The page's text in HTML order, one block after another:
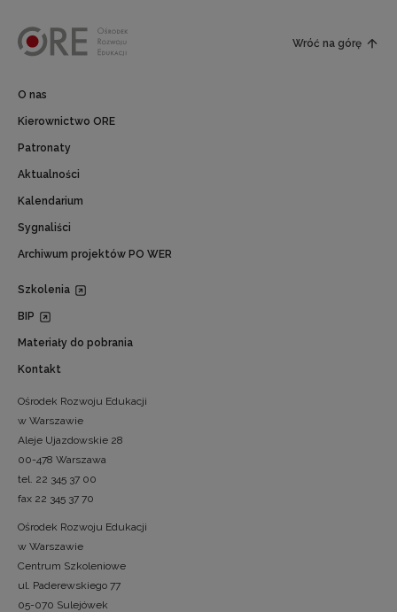
Wróć na górę
O nas
Kierownictwo ORE
Patronaty
Aktualności
Kalendarium
Sygnaliści
Archiwum projektów PO WER
Szkolenia
BIP
Materiały do pobrania
Kontakt
Ośrodek Rozwoju Edukacji
w Warszawie
Aleje Ujazdowskie 28
00-478 Warszawa
tel. 22 345 37 00
fax 22 345 37 70
Ośrodek Rozwoju Edukacji
w Warszawie
Centrum Szkoleniowe
ul. Paderewskiego 77
05-070 Sulejówek